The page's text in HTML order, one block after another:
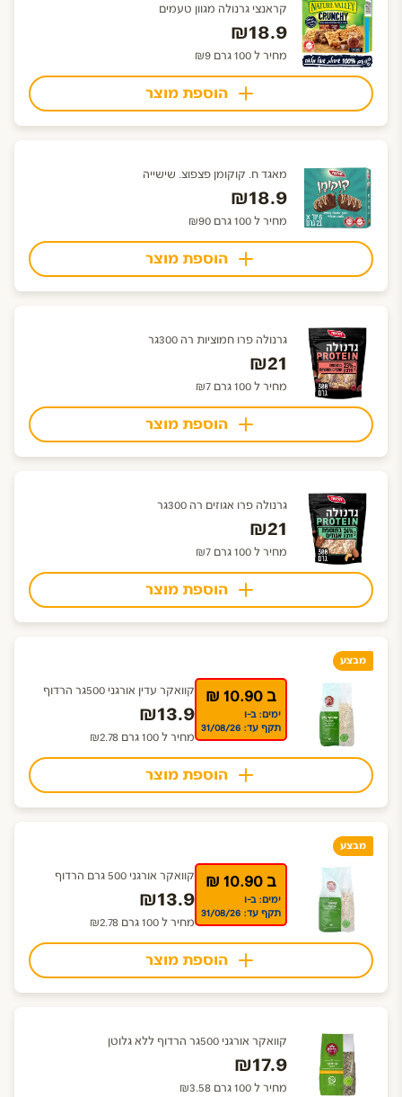
קראנצי גרנולה מגוון טעמים
₪18.9
מחיר ל 100 גרם ₪9
הוספת מוצר
מאגד ח. קוקומן פצפוצ. שישייה
₪18.9
מחיר ל 100 גרם ₪90
הוספת מוצר
גרנולה פרו חמוציות רה 300גר
₪21
מחיר ל 100 גרם ₪7
הוספת מוצר
גרנולה פרו אגוזים רה 300גר
₪21
מחיר ל 100 גרם ₪7
הוספת מוצר
מבצע
ב 10.90 ₪
ימים: ב-ו
תקף עד: 31/08/26
קוואקר עדין אורגני 500גר הרדוף
₪13.9
מחיר ל 100 גרם ₪2.78
הוספת מוצר
מבצע
ב 10.90 ₪
ימים: ב-ו
תקף עד: 31/08/26
קוואקר אורגני 500 גרם הרדוף
₪13.9
מחיר ל 100 גרם ₪2.78
הוספת מוצר
קוואקר אורגני 500גר הרדוף ללא גלוטן
₪17.9
מחיר ל 100 גרם ₪3.58